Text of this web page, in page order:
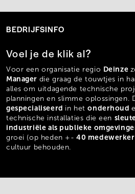
BEDRIJFSINFO
Voel je de klik al?
Voor een organisatie regio Deinze
Manager die graag de touwtjes in
alles om uitdagende technische
planningen en slimme oplossingen.
gespecialiseerd in hetonderhoud
technische installaties die een
industriële als publieke
groei (op heden +- 40
cultuur behouden.